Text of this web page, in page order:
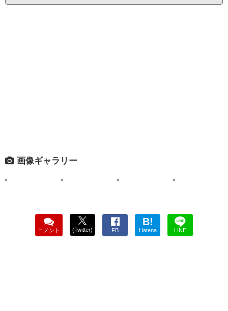
画像ギャラリー
コメント (Twitter) FB
B!
Hatena LINE